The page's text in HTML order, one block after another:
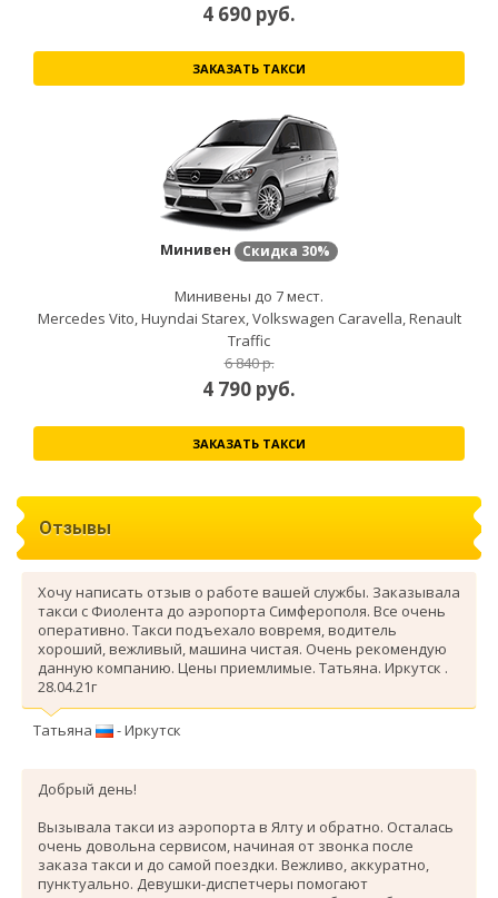
4 690 руб.
ЗАКАЗАТЬ ТАКСИ
Минивен Скидка 30%
Минивены до 7 мест.
Mercedes Vito, Huyndai Starex, Volkswagen Caravella, Renault
Traffic
6 840 р.
4 790 руб.
ЗАКАЗАТЬ ТАКСИ
Отзывы
Хочу написать отзыв о работе вашей службы. Заказывала
такси с Фиолента до аэропорта Симферополя. Все очень
оперативно. Такси подъехало вовремя, водитель
хороший, вежливый, машина чистая. Очень рекомендую
данную компанию. Цены приемлимые. Татьяна. Иркутск .
28.04.21г
Татьяна - Иркутск
Добрый день!
Вызывала такси из аэропорта в Ялту и обратно. Осталась
очень довольна сервисом, начиная от звонка после
заказа такси и до самой поездки. Вежливо, аккуратно,
пунктуально. Девушки-диспетчеры помогают